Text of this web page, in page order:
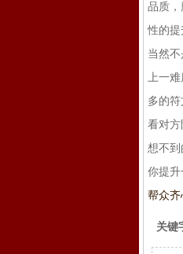
品质
性的提
当然
上一难
多的
看对
想不
你提
帮众齐
关键